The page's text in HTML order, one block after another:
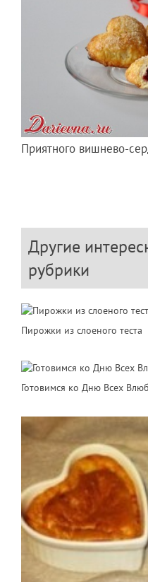
Приятного вишнево-
Другие
рубрики
Пирожки из слоеного теста
Готовимся ко Дню Всех